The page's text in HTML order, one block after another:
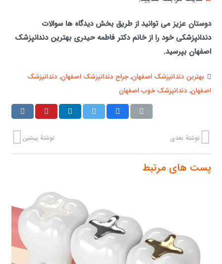
دوستان عزیز می توانید از طریق بخش دیدگاه ها سوالات
دندانپزشکی خود را از خانم دکتر فاطمه حیدری بهترین دندانپزشک
اصفهان بپرسید.
بهترین دندانپزشک اصفهان,جراح دندانپزشک اصفهان, دندانپزشک
اصفهان, دندانپزشک خوب اصفهان
نوشتهٔ پیشین نوشتهٔ بعدی
پست های مرتبط